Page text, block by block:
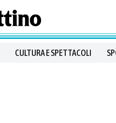
CULTURA E SPETTACOLI